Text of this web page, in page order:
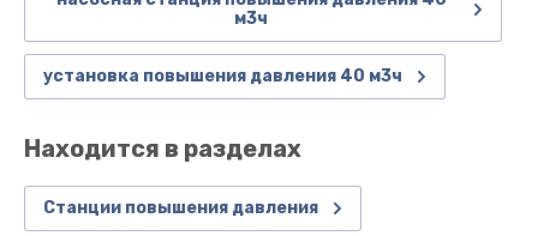
м3ч
установка повышения давления 40 м3ч
Находится в разделах
Станции повышения давления